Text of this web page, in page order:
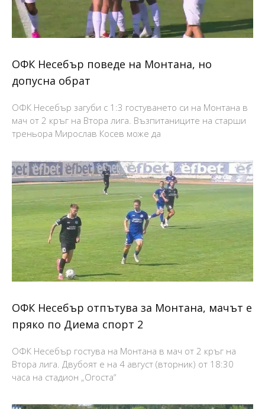
ОФК Несебър поведе на Монтана, но
допусна обрат
ОФК Несебър загуби с 1:3 гостуването си на Монтана в
мач от 2 кръг на Втора лига. Възпитаниците на старши
треньора Мирослав Косев може да
ОФК Несебър отпътува за Монтана, мачът е
пряко по Диема спорт 2
ОФК Несебър гостува на Монтана в мач от 2 кръг на
Втора лига. Двубоят е на 4 август (вторник) от 18:30
часа на стадион „Огоста“